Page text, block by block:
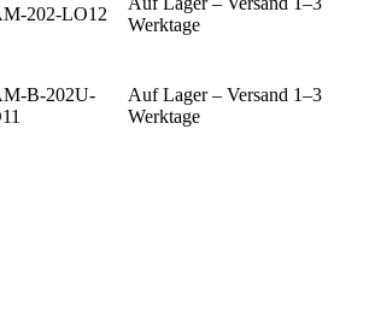
202-LO12
Werktage
B-202U-
Auf Lager – Versand 1–3
Werktage